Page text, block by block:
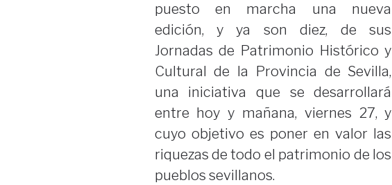
puesto en marcha una nueva
edición, y ya son diez, de sus
Jornadas de Patrimonio Histórico y
Cultural de la Provincia de Sevilla,
una iniciativa que se desarrollará
entre hoy y mañana, viernes 27, y
cuyo objetivo es poner en valor las
riquezas de todo el patrimonio de los
pueblos sevillanos.